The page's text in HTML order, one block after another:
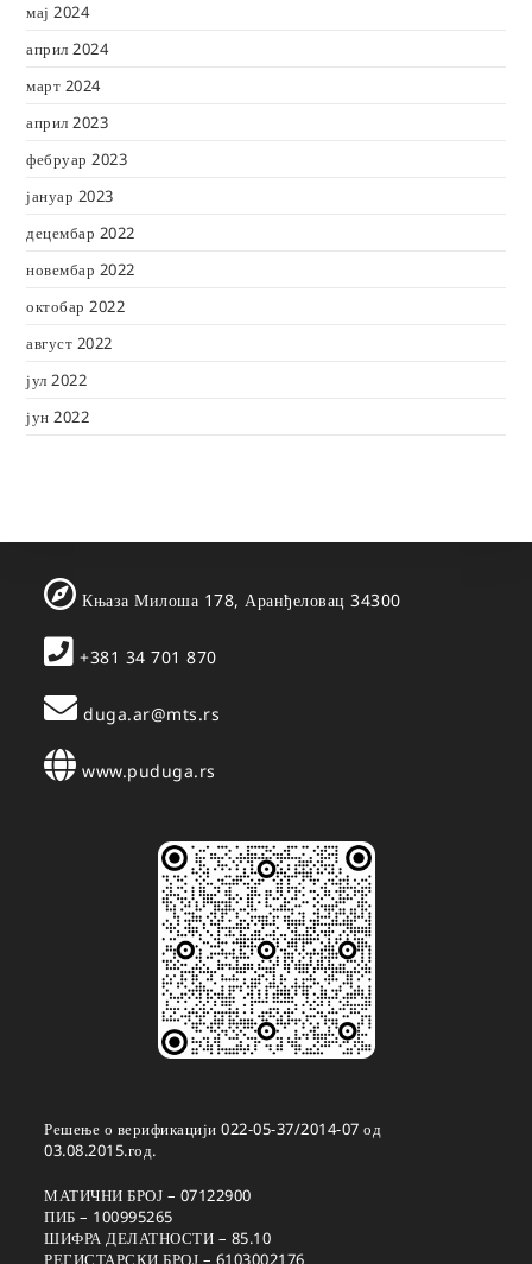
мај 2024
април 2024
март 2024
април 2023
фебруар 2023
јануар 2023
децембар 2022
новембар 2022
октобар 2022
август 2022
јул 2022
јун 2022
Књаза Милоша 178, Аранђеловац 34300
+381 34 701 870
duga.ar@mts.rs
www.puduga.rs
Решење о верификацији 022-05-37/2014-07 од
03.08.2015.год.
МАТИЧНИ БРОЈ – 07122900
ПИБ – 100995265
ШИФРА ДЕЛАТНОСТИ – 85.10
РЕГИСТАРСКИ БРОЈ – 6103002176